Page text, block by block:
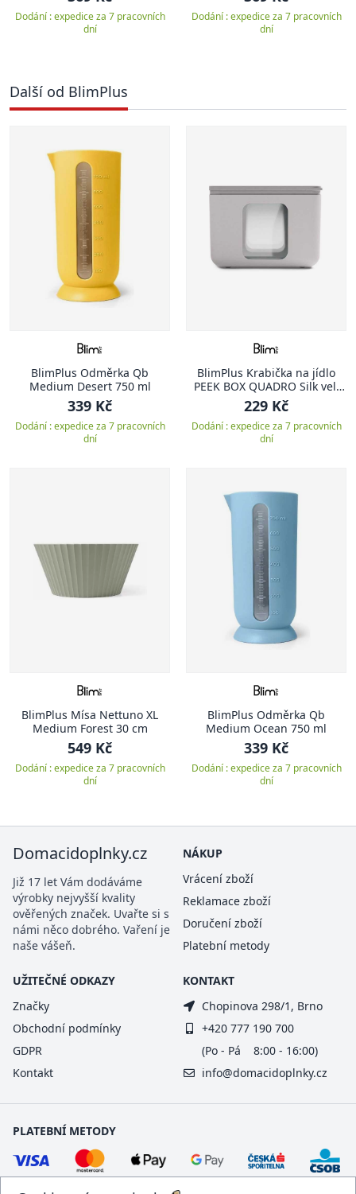
Dodání : expedice za 7 pracovních
dní
Dodání : expedice za 7 pracovních
dní
Další od BlimPlus
BlimPlus Odměrka Qb
Medium Desert 750 ml
339 Kč
Dodání : expedice za 7 pracovních
dní
BlimPlus Krabička na jídlo
PEEK BOX QUADRO Silk vel.
XS
229 Kč
Dodání : expedice za 7 pracovních
dní
BlimPlus Mísa Nettuno XL
Medium Forest 30 cm
549 Kč
Dodání : expedice za 7 pracovních
dní
BlimPlus Odměrka Qb
Medium Ocean 750 ml
339 Kč
Dodání : expedice za 7 pracovních
dní
Domacidoplnky.cz
Již 17 let Vám dodáváme
výrobky nejvyšší kvality
ověřených značek. Uvařte si s
námi něco dobrého. Vaření je
naše vášeň.
NÁKUP
Vrácení zboží
Reklamace zboží
Doručení zboží
Platební metody
UŽITEČNÉ ODKAZY
Značky
Obchodní podmínky
GDPR
Kontakt
KONTAKT
Chopinova 298/1, Brno
+420 777 190 700
(Po - Pá 8:00 - 16:00)
info@domacidoplnky.cz
PLATEBNÍ METODY